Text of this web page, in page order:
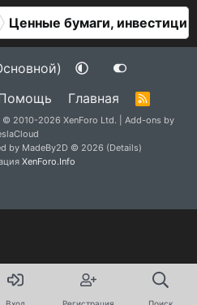
Ценные бумаги,
Главная
S
© 2010-2026 XenForo Ltd.
Add-ons by
by MadeBy2D © 2026 (Details)
XenForo.Info